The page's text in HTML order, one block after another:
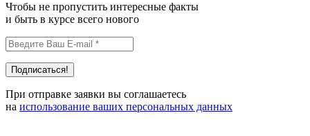
Чтобы не пропустить интересные факты
и быть в курсе всего нового
При отправке заявки вы соглашаетесь
на использование ваших персональных данных